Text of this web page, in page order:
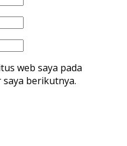
web saya pada
berikutnya.